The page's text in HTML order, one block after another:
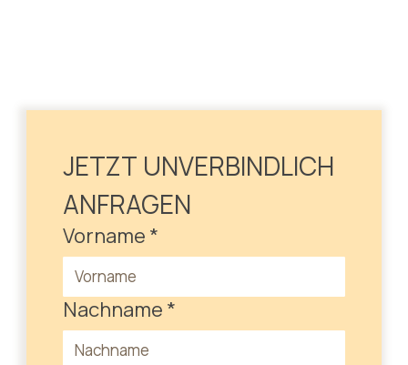
JETZT UNVERBINDLICH
ANFRAGEN
Vorname *
Nachname *